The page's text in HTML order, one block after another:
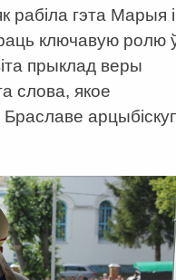
рабіла гэта Марыя і
ключавую ролю
прыклад веры
слова, якое
Браславе